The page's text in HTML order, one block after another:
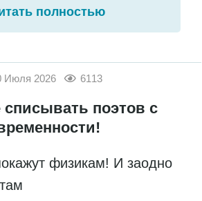
полностью
Июля 2026 6113
поэтов с
физикам! И заодно